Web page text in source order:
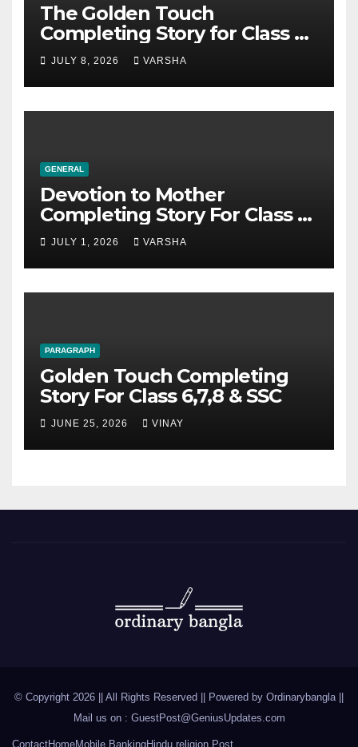
The Golden Touch
Completing Story for Class 5,
6, 7, 8, SSC & HSC
JULY 8, 2026 VARSHA
GENERAL
Devotion to Mother
Completing Story For Class 6,
7, 8, 9, SSC
JULY 1, 2026 VARSHA
PARAGRAPH
Golden Touch Completing
Story For Class 6,7,8 & SSC
JUNE 25, 2026 VINAY
© Copyright 2026 || All Rights Reserved || Powered by Ordinarybangla||
Mail us on : GuestPost@GeniusUpdates.com
ContactHomeMobile BankingHindu religion Post